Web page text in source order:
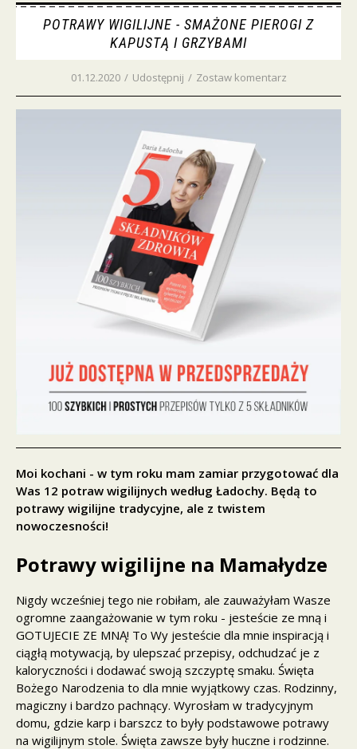
POTRAWY WIGILIJNE - SMAŻONE PIEROGI Z
KAPUSTĄ I GRZYBAMI
01.12.2020 / Udostępnij / Zostaw komentarz
Moi kochani - w tym roku mam zamiar przygotować dla
Was 12 potraw wigilijnych według Ładochy. Będą to
potrawy wigilijne tradycyjne, ale z twistem
nowoczesności!
Potrawy wigilijne na Mamałydze
Nigdy wcześniej tego nie robiłam, ale zauważyłam Wasze
ogromne zaangażowanie w tym roku - jesteście ze mną i
GOTUJECIE ZE MNĄ! To Wy jesteście dla mnie inspiracją i
ciągłą motywacją, by ulepszać przepisy, odchudzać je z
kaloryczności i dodawać swoją szczyptę smaku. Święta
Bożego Narodzenia to dla mnie wyjątkowy czas. Rodzinny,
magiczny i bardzo pachnący. Wyrosłam w tradycyjnym
domu, gdzie karp i barszcz to były podstawowe potrawy
na wigilijnym stole. Święta zawsze były huczne i rodzinne.